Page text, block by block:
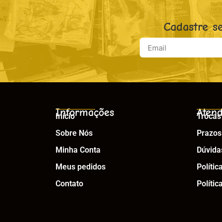
Cadastre
Informações
Início
Sobre Nós
Minha Conta
Meus pedidos
Contato